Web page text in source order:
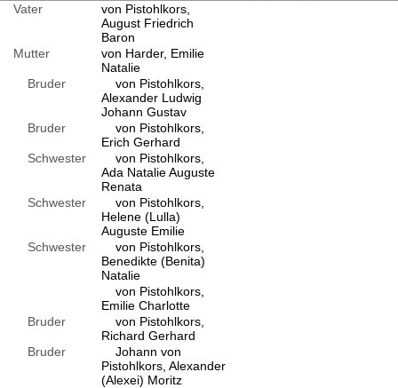
Vater
von Pistohlkors,
August Friedrich
Baron
Mutter
von Harder, Emilie
Natalie
Bruder
von Pistohlkors,
Alexander Ludwig
Johann Gustav
Bruder
von Pistohlkors,
Erich Gerhard
Schwester
von Pistohlkors,
Ada Natalie Auguste
Renata
Schwester
von Pistohlkors,
Helene (Lulla)
Auguste Emilie
Schwester
von Pistohlkors,
Benedikte (Benita)
Natalie
von Pistohlkors,
Emilie Charlotte
Bruder
von Pistohlkors,
Richard Gerhard
Bruder
Johann von
Pistohlkors, Alexander
(Alexei) Moritz